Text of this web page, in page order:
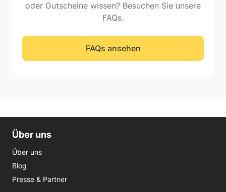
oder Gutscheine wissen? Besuchen Sie unsere
FAQs.
FAQs ansehen
Über uns
Über uns
Blog
Presse & Partner